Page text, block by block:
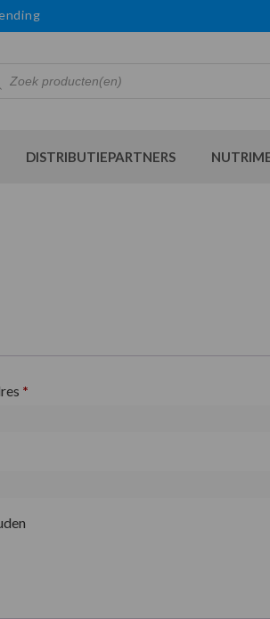
DISTRIBUTIEPARTNERS
*